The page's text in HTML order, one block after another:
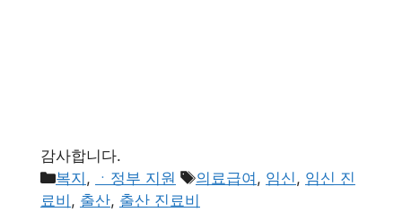
감사합니다.
카
테
복지 , ㆍ정부 지원
태
그
의료급여 , 임신, 임신 진
료비 , 출산, 출산 진료비